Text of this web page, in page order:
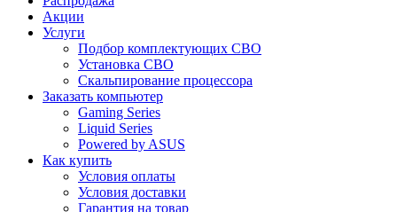
Акции
Услуги
Подбор комплектующих СВО
Установка СВО
Скальпирование процессора
Заказать компьютер
Gaming Series
Liquid Series
Powered by ASUS
Как купить
Условия оплаты
Условия доставки
Гарантия на товар